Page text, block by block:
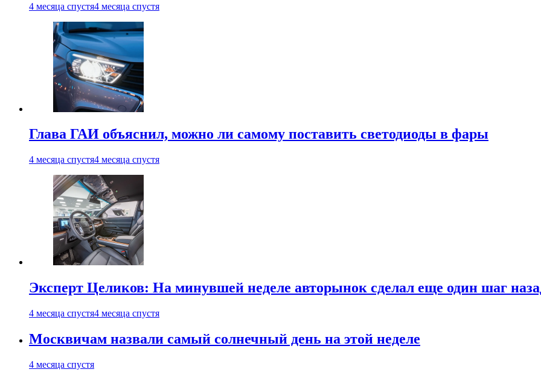
4 месяца спустя4 месяца спустя
Глава ГАИ объяснил, можно ли самому поставить светодиоды в фары
4 месяца спустя4 месяца спустя
Эксперт Целиков: На минувшей неделе авторынок сделал еще один шаг
4 месяца спустя4 месяца спустя
Москвичам назвали самый солнечный день на этой неделе
4 месяца спустя